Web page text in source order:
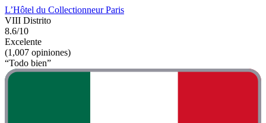
L’Hôtel du Collectionneur Paris
VIII Distrito
8.6/10
Excelente
(1,007 opiniones)
“Todo bien”